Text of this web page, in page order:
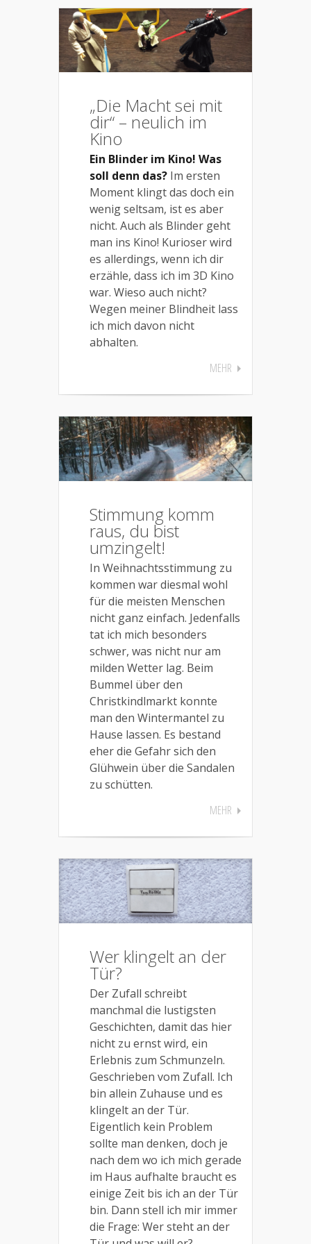
„Die Macht sei mit
dir“ – neulich im
Kino
Ein Blinder im Kino! Was
soll denn das? Im ersten
Moment klingt das doch ein
wenig seltsam, ist es aber
nicht. Auch als Blinder geht
man ins Kino! Kurioser wird
es allerdings, wenn ich dir
erzähle, dass ich im 3D Kino
war. Wieso auch nicht?
Wegen meiner Blindheit lass
ich mich davon nicht
abhalten.
MEHR
Stimmung komm
raus, du bist
umzingelt!
In Weihnachtsstimmung zu
kommen war diesmal wohl
für die meisten Menschen
nicht ganz einfach. Jedenfalls
tat ich mich besonders
schwer, was nicht nur am
milden Wetter lag. Beim
Bummel über den
Christkindlmarkt konnte
man den Wintermantel zu
Hause lassen. Es bestand
eher die Gefahr sich den
Glühwein über die Sandalen
zu schütten.
MEHR
Wer klingelt an der
Tür?
Der Zufall schreibt
manchmal die lustigsten
Geschichten, damit das hier
nicht zu ernst wird, ein
Erlebnis zum Schmunzeln.
Geschrieben vom Zufall. Ich
bin allein Zuhause und es
klingelt an der Tür.
Eigentlich kein Problem
sollte man denken, doch je
nach dem wo ich mich gerade
im Haus aufhalte braucht es
einige Zeit bis ich an der Tür
bin. Dann stell ich mir immer
die Frage: Wer steht an der